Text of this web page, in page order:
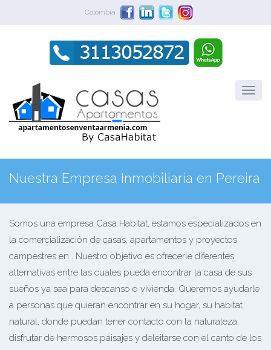
Colombia
Nuestra Empresa Inmobiliaria en Pereira
Somos una empresa Casa Habitat, estamos especializados en
la comercialización de casas, apartamentos y proyectos
campestres en . Nuestro objetivo es ofrecerle diferentes
alternativas entre las cuales pueda encontrar la casa de sus
sueños ya sea para descanso o vivienda. Queremos ayudarle
a personas que quieran encontrar en su hogar, su hábitat
natural, donde puedan tener contacto con la naturaleza,
disfrutar de hermosos paisajes y deleitarse con el canto de los